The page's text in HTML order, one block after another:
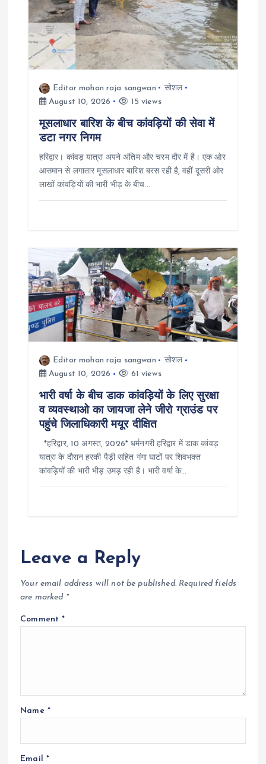
a
t
Editor mohan raja sangwan
सोशल
August 10, 2026
15 views
मूसलाधार बारिश के बीच कांवड़ियों की सेवा में
डटा नगर निगम
हरिद्वार। कांवड़ यात्रा अपने अंतिम और चरम दौर में है। एक ओर
आसमान से लगातार मूसलाधार बारिश बरस रही है, वहीं दूसरी ओर
लाखों कांवड़ियों की भारी भीड़ के बीच…
Editor mohan raja sangwan
सोशल
August 10, 2026
61 views
भारी वर्षा के बीच डाक कांवड़ियों के लिए सुरक्षा
व व्यवस्थाओ का जायजा लेने जीरो ग्राउंड पर
पहुंचे जिलाधिकारी मयूर दीक्षित
*हरिद्वार, 10 अगस्त, 2026* धर्मनगरी हरिद्वार में डाक कांवड़
यात्रा के दौरान हरकी पैड़ी सहित गंगा घाटों पर शिवभक्त
कांवड़ियों की भारी भीड़ उमड़ रही है। भारी वर्षा के…
Leave a Reply
Your email address will not be published. Required fields
are marked *
Comment*
Name *
Email *